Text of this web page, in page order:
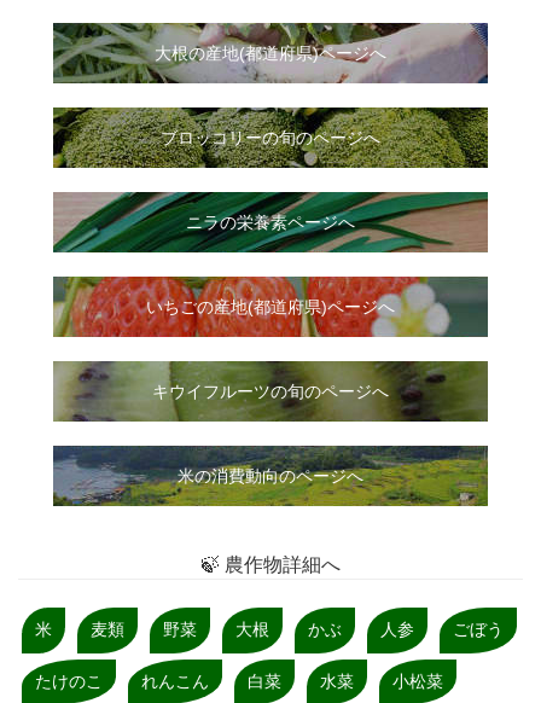
大根の産地(都道府県)ページへ
ブロッコリーの旬のページへ
ニラの栄養素ページへ
いちごの産地(都道府県)ページへ
キウイフルーツの旬のページへ
米の消費動向のページへ
🍃 農作物詳細へ
米 麦類 野菜 大根 かぶ 人参 ごぼう
たけのこ れんこん 白菜 水菜 小松菜